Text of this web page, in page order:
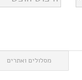
מסלולים ואתרים